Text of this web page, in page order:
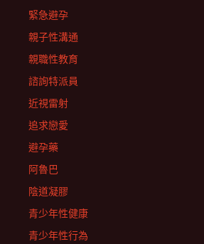
緊急避孕
親子性溝通
親職性教育
諮詢特派員
近視雷射
追求戀愛
避孕藥
阿魯巴
陰道凝膠
青少年性健康
青少年性行為